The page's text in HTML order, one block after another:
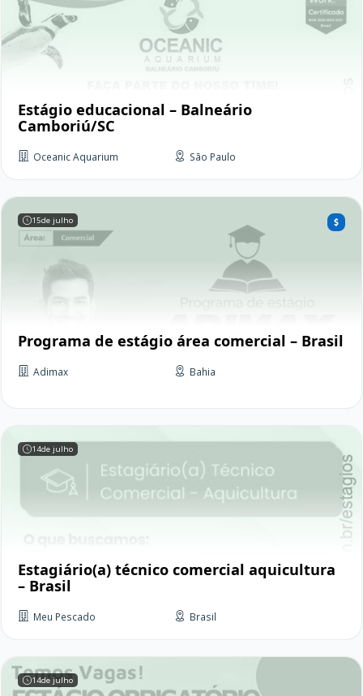
Estágio educacional – Balneário
Camboriú/SC
Oceanic Aquarium São Paulo
15de julho
Programa de estágio área comercial – Brasil
Adimax Bahia
14de julho
Estagiário(a) técnico comercial aquicultura
– Brasil
Meu Pescado Brasil
14de julho